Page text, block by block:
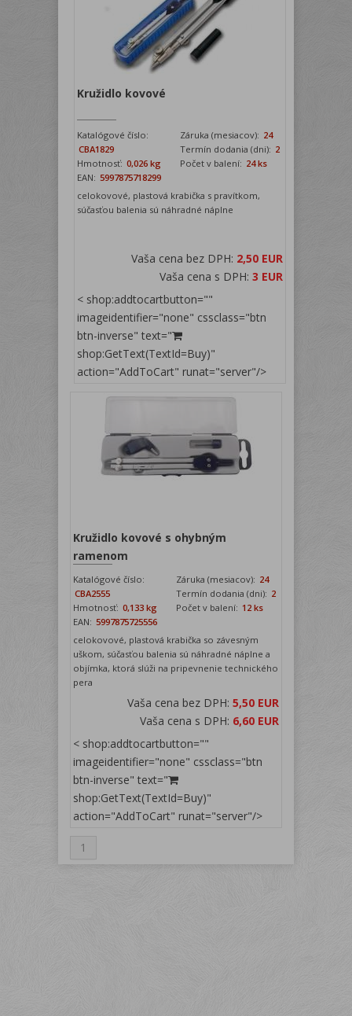
Kružidlo kovové
Katalógové číslo:
CBA1829
Záruka (mesiacov): 24
Termín dodania (dni): 2
Hmotnosť: 0,026 kg Počet v balení: 24 ks
EAN: 5997875718299
celokovové, plastová krabička s pravítkom,
súčasťou balenia sú náhradné náplne
Vaša cena bez DPH: 2,50 EUR
Vaša cena s DPH:3 EUR
< shop:addtocartbutton=""
imageidentifier="none" cssclass="btn
btn-inverse" text="
shop:GetText(TextId=Buy)"
action="AddToCart" runat="server"/>
Kružidlo kovové s ohybným
ramenom
Katalógové číslo:
CBA2555
Záruka (mesiacov): 24
Termín dodania (dni): 2
Hmotnosť: 0,133 kg Počet v balení: 12 ks
EAN: 5997875725556
celokovové, plastová krabička so závesným
uškom, súčasťou balenia sú náhradné náplne a
objímka, ktorá slúži na pripevnenie technického
pera
Vaša cena bez DPH: 5,50 EUR
Vaša cena s DPH: 6,60 EUR
< shop:addtocartbutton=""
imageidentifier="none" cssclass="btn
btn-inverse" text="
shop:GetText(TextId=Buy)"
action="AddToCart" runat="server"/>
1